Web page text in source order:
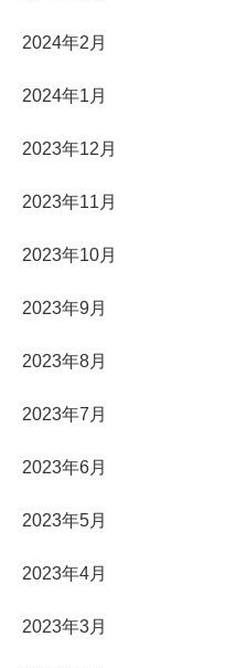
2024年2月
2024年1月
2023年12月
2023年11月
2023年10月
2023年9月
2023年8月
2023年7月
2023年6月
2023年5月
2023年4月
2023年3月